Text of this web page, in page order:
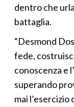
dentro che
battaglia.
“Desmond
fede,
conoscenza e
superando
mai